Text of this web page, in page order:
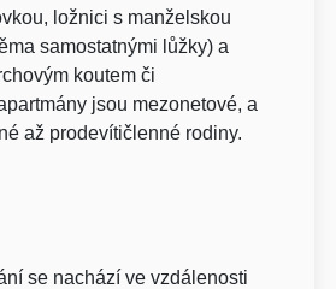
ložnici s manželskou
samostatnými lůžky) a
koutem či
jsou mezonetové, a
až prodevítičlenné rodiny.
se nachází ve vzdálenosti